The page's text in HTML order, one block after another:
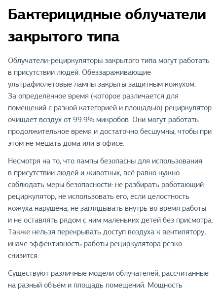
Бактерицидные облучатели
закрытого типа
Облучатели-рециркуляторы закрытого типа могут работать
в присутствии людей. Обеззараживающие
ультрафиолетовые лампы закрыты защитным кожухом.
За определённое время (которое различается для
помещений с разной категорией и площадью) рециркулятор
очищает воздух от 99.9% микробов. Они могут работать
продолжительное время и достаточно бесшумны, чтобы при
этом не мешать дома или в офисе.
Несмотря на то, что лампы безопасны для использования
в присутствии людей и животных, всё равно нужно
соблюдать меры безопасности: не разбирать работающий
рециркулятор, не использовать его, если целостность
кожуха нарушена, не заглядывать внутрь во время работы
и не оставлять рядом с ним маленьких детей без присмотра.
Также нельзя перекрывать доступ воздуха к вентилятору,
иначе эффективность работы рециркулятора резко
снизится.
Существуют различные модели облучателей, рассчитанные
на разный объём и площадь помещений. Мощность